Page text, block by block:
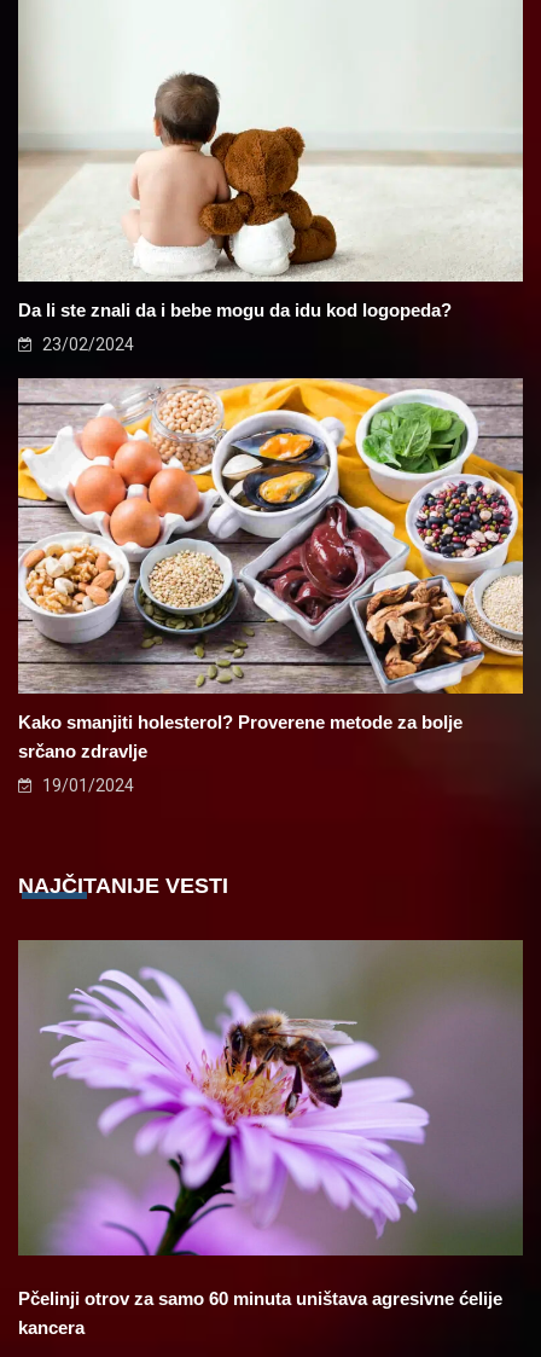
Da li ste znali da i bebe mogu da idu kod logopeda?
23/02/2024
Kako smanjiti holesterol? Proverene metode za bolje
srčano zdravlje
19/01/2024
NAJČITANIJE VESTI
Pčelinji otrov za samo 60 minuta uništava agresivne ćelije
kancera